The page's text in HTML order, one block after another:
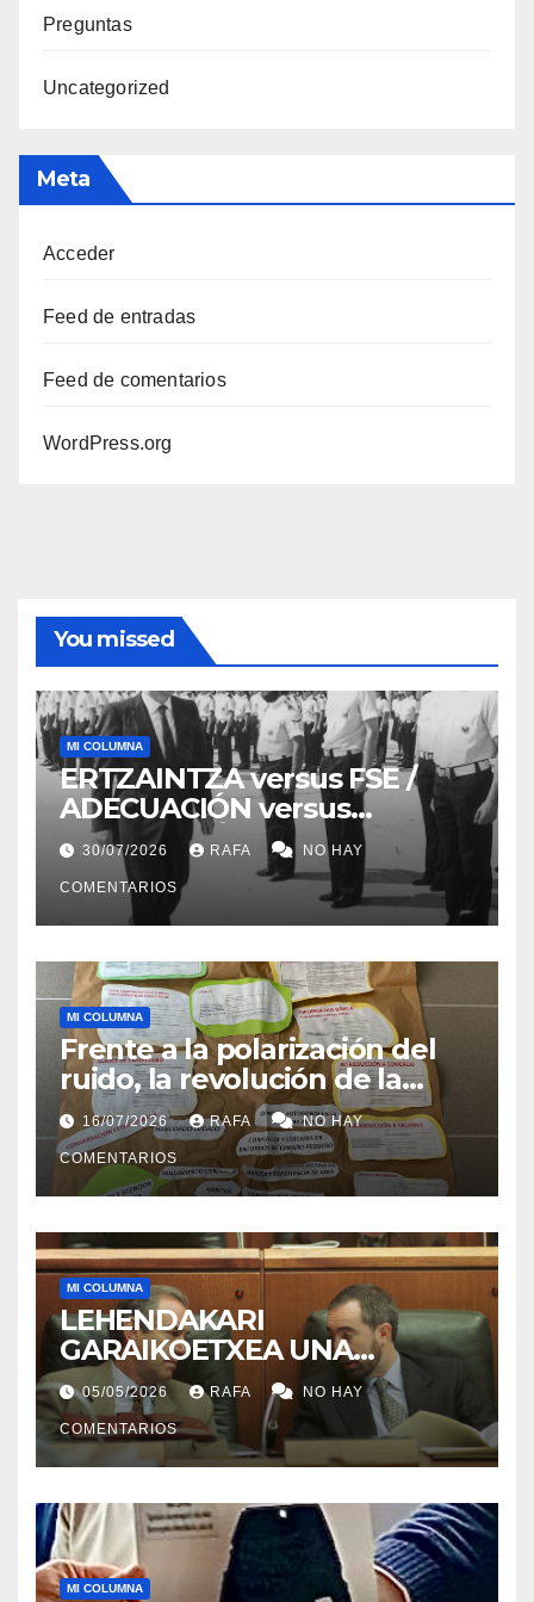
Preguntas
Uncategorized
Meta
Acceder
Feed de entradas
Feed de comentarios
WordPress.org
You missed
MI COLUMNA
ERTZAINTZA versus FSE /
ADECUACIÓN versus
SUSTITUCIÓN
30/07/2026 RAFA NO HAY
COMENTARIOS
MI COLUMNA
Frente a la polarización del
ruido, la revolución de la
acogida
16/07/2026 RAFA NO HAY
COMENTARIOS
MI COLUMNA
LEHENDAKARI
GARAIKOETXEA UNA
PERSONA QUE DIGNIFICA EL
EJERCICIO DE LA POLÍTICA
05/05/2026 RAFA NO HAY
COMENTARIOS
MI COLUMNA